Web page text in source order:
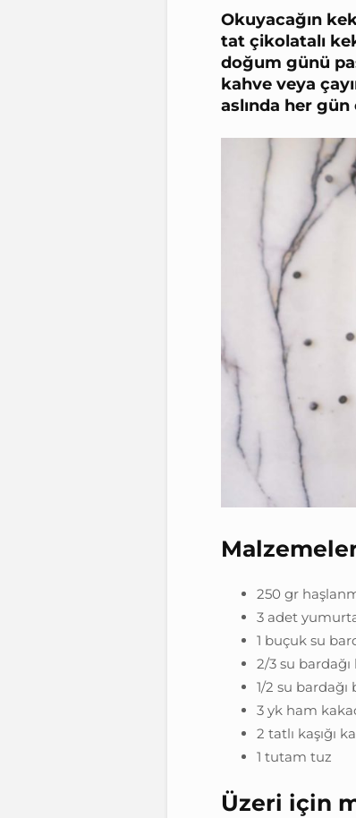
Okuyacağın
tat çikolatalı
doğum günü
kahve veya
aslında her gün
250 gr
3 adet
1 buçuk su
2/3 su
1/2 su bardağı
3 yk ham
2 tatlı kaşığı
1 tutam tuz
Üzeri için